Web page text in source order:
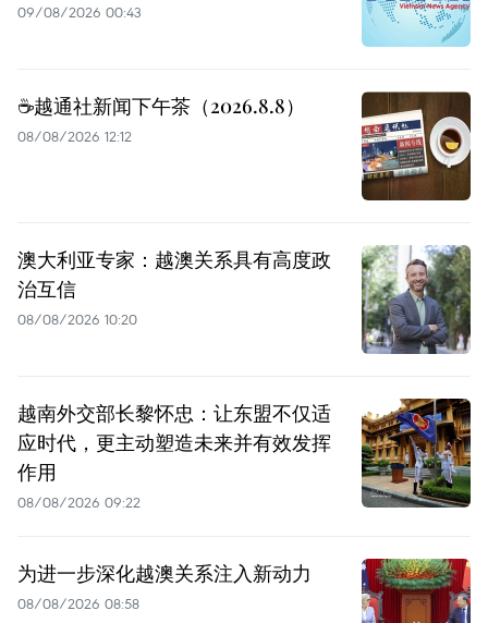
09/08/2026 00:43
☕️越通社新闻下午茶（2026.8.8）
08/08/2026 12:12
澳大利亚专家：越澳关系具有高度政
治互信
08/08/2026 10:20
越南外交部长黎怀忠：让东盟不仅适
应时代，更主动塑造未来并有效发挥
作用
08/08/2026 09:22
为进一步深化越澳关系注入新动力
08/08/2026 08:58